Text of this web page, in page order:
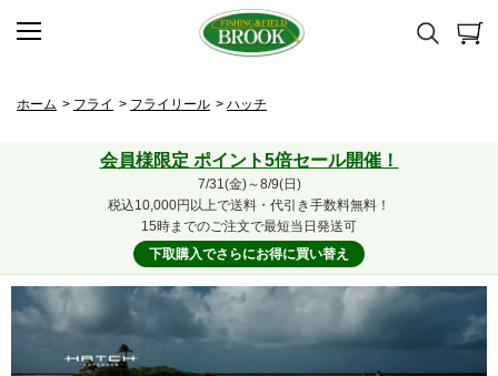
ホーム > フライ > フライリール > ハッチ
会員様限定 ポイント5倍セール開催！
7/31(金)～8/9(日)
税込10,000円以上で送料・代引き手数料無料！
15時までのご注文で最短当日発送可
下取購入でさらにお得に買い替え